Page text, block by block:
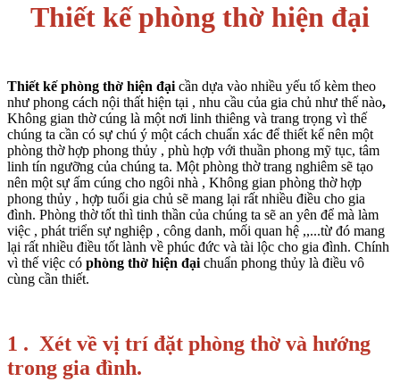
Thiết kế phòng thờ hiện đại
Thiết kế phòng thờ hiện đại cần dựa vào nhiều yếu tố kèm theo
như phong cách nội thất hiện tại , nhu cầu của gia chủ như thế nào,
Không gian thờ cúng là một nơi linh thiêng và trang trọng vì thế
chúng ta cần có sự chú ý một cách chuẩn xác để thiết kế nên một
phòng thờ hợp phong thủy , phù hợp với thuần phong mỹ tục, tâm
linh tín ngưỡng của chúng ta. Một phòng thờ trang nghiêm sẽ tạo
nên một sự ấm cúng cho ngôi nhà , Không gian phòng thờ hợp
phong thủy , hợp tuổi gia chủ sẽ mang lại rất nhiều điều cho gia
đình. Phòng thờ tốt thì tinh thần của chúng ta sẽ an yên để mà làm
việc , phát triển sự nghiệp , công danh, mối quan hệ ,,...từ đó mang
lại rất nhiều điều tốt lành về phúc đức và tài lộc cho gia đình. Chính
vì thế việc có phòng thờ hiện đại chuẩn phong thủy là điều vô
cùng cần thiết.
1 . Xét về vị trí đặt phòng thờ và hướng
trong gia đình.